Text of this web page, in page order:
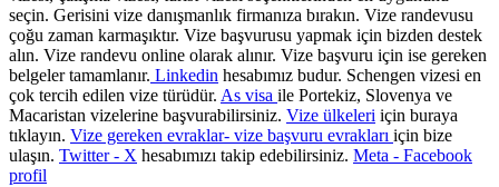
seçin. Gerisini vize danışmanlık firmanıza bırakın. Vize randevusu
çoğu zaman karmaşıktır. Vize başvurusu yapmak için bizden destek
alın. Vize randevu online olarak alınır. Vize başvuru için ise gereken
belgeler tamamlanır. Linkedin hesabımız budur. Schengen vizesi en
çok tercih edilen vize türüdür. As visa ile Portekiz, Slovenya ve
Macaristan vizelerine başvurabilirsiniz. Vize ülkeleri için buraya
tıklayın. Vize gereken evraklar- vize başvuru evrakları için bize
ulaşın. Twitter - X hesabımızı takip edebilirsiniz. Meta - Facebook
profil